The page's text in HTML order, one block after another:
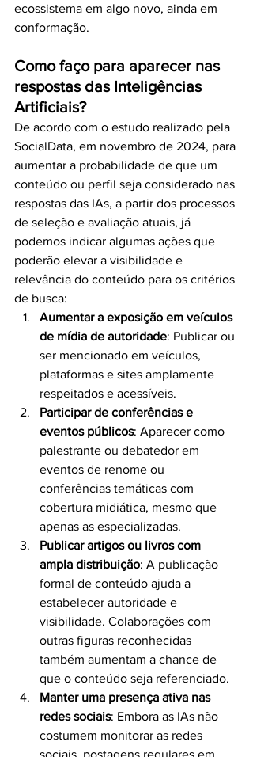
ecossistema em algo novo, ainda em
conformação.
Como faço para aparecer nas
respostas das Inteligências
Artificiais?
De acordo com o estudo realizado pela
SocialData, em novembro de 2024, para
aumentar a probabilidade de que um
conteúdo ou perfil seja considerado nas
respostas das IAs, a partir dos processos
de seleção e avaliação atuais, já
podemos indicar algumas ações que
poderão elevar a visibilidade e
relevância do conteúdo para os critérios
de busca:
Aumentar a exposição em veículos
de mídia de autoridade: Publicar ou
ser mencionado em veículos,
plataformas e sites amplamente
respeitados e acessíveis.
Participar de conferências e
eventos públicos: Aparecer como
palestrante ou debatedor em
eventos de renome ou
conferências temáticas com
cobertura midiática, mesmo que
apenas as especializadas.
Publicar artigos ou livros com
ampla distribuição: A publicação
formal de conteúdo ajuda a
estabelecer autoridade e
visibilidade. Colaborações com
outras figuras reconhecidas
também aumentam a chance de
que o conteúdo seja referenciado.
Manter uma presença ativa nas
redes sociais: Embora as IAs não
costumem monitorar as redes
sociais, postagens regulares em